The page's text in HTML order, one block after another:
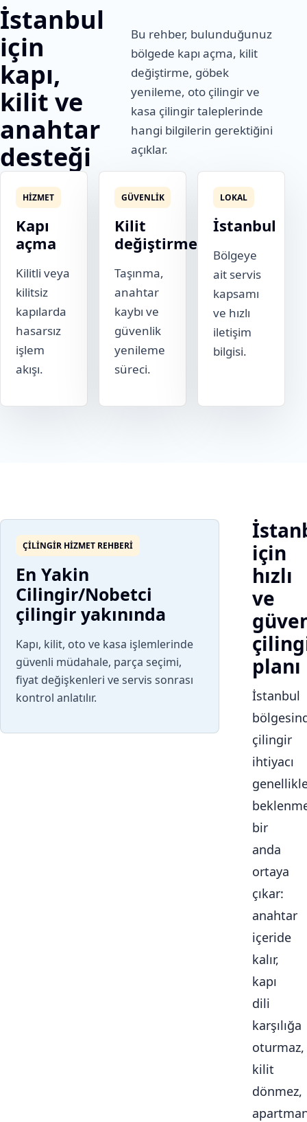
İstanbul
için
kapı,
kilit ve
anahtar
desteği
Bu rehber, bulunduğunuz
bölgede kapı açma, kilit
değiştirme, göbek
yenileme, oto çilingir ve
kasa çilingir taleplerinde
hangi bilgilerin gerektiğini
açıklar.
HIZMET
Kapı
açma
Kilitli veya
kilitsiz
kapılarda
hasarsız
işlem
akışı.
GÜVENLIK
Kilit
değiştirme
Taşınma,
anahtar
kaybı ve
güvenlik
yenileme
süreci.
LOKAL
İstanbul
Bölgeye
ait servis
kapsamı
ve hızlı
iletişim
bilgisi.
ÇILINGIR HIZMET REHBERI
En Yakin
Cilingir/Nobetci
çilingir yakınında
Kapı, kilit, oto ve kasa işlemlerinde
güvenli müdahale, parça seçimi,
fiyat değişkenleri ve servis sonrası
kontrol anlatılır.
için
hızlı
ve
planı
İstanbul
çilingir
ihtiyacı
bir
anda
ortaya
çıkar:
anahtar
içeride
kalır,
kapı
dili
karşılığa
oturmaz,
kilit
dönmez,